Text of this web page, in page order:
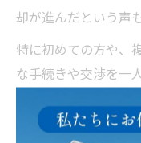
却が進んだという声
特に初めての方や、
な手続きや交渉を一
な売却方法を選択す